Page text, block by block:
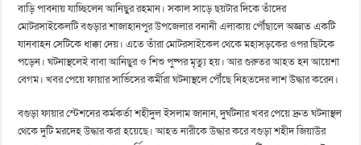
বাড়ি পাবনায় যাচ্ছিলেন আনিছুর রহমান। সকাল সাড়ে ছয়টার দিকে তাঁদের
মোটরসাইকেলটি বগুড়ার শাজাহানপুর উপজেলার বনানী এলাকায় পৌঁছালে অজ্ঞাত একটি
যানবাহন সেটিকে ধাক্কা দেয়। এতে তাঁরা মোটরসাইকেল থেকে মহাসড়কের ওপর ছিটকে
পড়েন। ঘটনাস্থলেই বাবা আনিছুর ও শিশু পুষ্পর মৃত্যু হয়। আর গুরুতর আহত হন আয়েশা
বেগম। খবর পেয়ে ফায়ার সার্ভিসের কর্মীরা ঘটনাস্থলে পৌঁছে নিহতদের লাশ উদ্ধার করেন।
বগুড়া ফায়ার স্টেশনের কর্মকর্তা শহীদুল ইসলাম জানান, দুর্ঘটনার খবর পেয়ে দ্রুত ঘটনাস্থল
থেকে দুটি মরদেহ উদ্ধার করা হয়েছে। আহত নারীকে উদ্ধার করে বগুড়া শহীদ জিয়াউর